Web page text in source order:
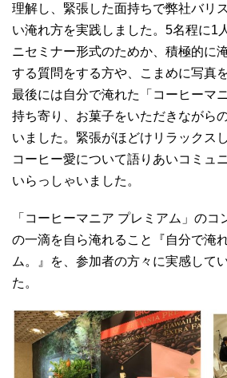
理解し、緊張した面持ちで弊社バリ
い淹れ方を実践しました。5名程に1
ニセミナー形式のためか、積極的に
する質問をする方や、こまめに写真
最後には自分で淹れた「コーヒーマ
持ち寄り、お菓子をいただきながら
いました。緊張がほどけリラックス
コーヒー愛について語りあいコミュ
いらっしゃいました。
「コーヒーマニア プレミアム」の
の一滴を自ら淹れること『自分で淹
ム。』を、参加者の方々に実感して
た。